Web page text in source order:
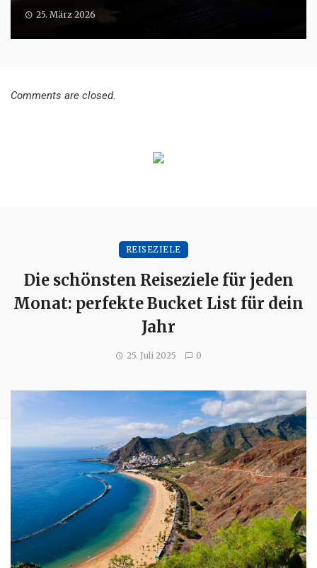
25. März 2026
Comments are closed.
REISEZIELE
Die schönsten Reiseziele für jeden
Monat: perfekte Bucket List für dein
Jahr
25. Juli 2025 0